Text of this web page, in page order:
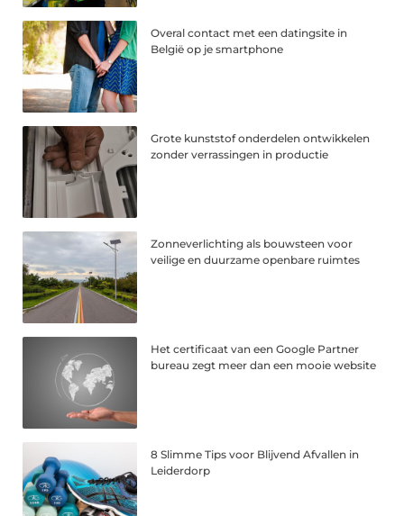
Overal contact met een datingsite in
België op je smartphone
Grote kunststof onderdelen ontwikkelen
zonder verrassingen in productie
Zonneverlichting als bouwsteen voor
veilige en duurzame openbare ruimtes
Het certificaat van een Google Partner
bureau zegt meer dan een mooie website
8 Slimme Tips voor Blijvend Afvallen in
Leiderdorp